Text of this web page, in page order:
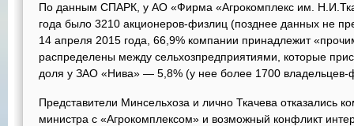
По данным СПАРК, у АО «Фирма «Агрокомплекс им.
года было 3210 акционеров-физлиц (позднее данных не
14 апреля 2015 года, 66,9% компании принадлежит
распределены между сельхозпредприятиями, которые
доля у ЗАО «Нива» — 5,8% (у нее более 1700 владельцев-
Представители Минсельхоза и лично Ткачева отказались
министра с «Агрокомплексом» и возможный конфликт